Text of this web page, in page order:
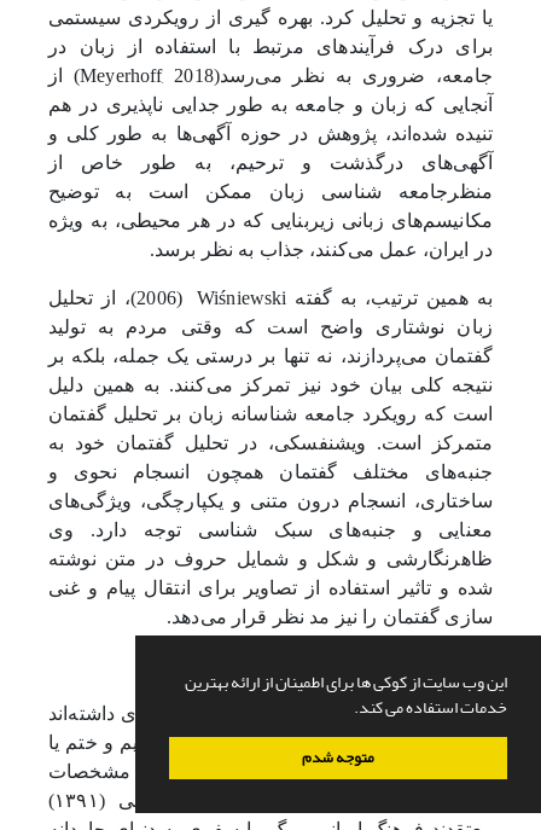
این وب سایت از کوکی ها برای اطمینان از ارائه بهترین
خدمات استفاده می کند.
متوجه شدم
یا تجزیه و تحلیل کرد. بهره گیری از رویکردی سیستمی
برای درک فرآیندهای مرتبط با استفاده از زبان در
جامعه، ضروری به نظر می‌رسد(Meyerhoff, 2018) از
آنجایی که زبان و جامعه به طور جدایی ناپذیری در هم
تنیده شده‌اند، پژوهش در حوزه آگهی‌ها به طور کلی و
آگهی‌های درگذشت و ترحیم، به طور خاص از
منظرجامعه شناسی زبان ممکن است به توضیح
مکانیسم‌های زبانی زیربنایی که در هر محیطی، به ویژه
در ایران، عمل می‌کنند، جذاب به نظر برسد.
به همین ترتیب، به گفته Wiśniewski
(
2006)، از تحلیل
زبان نوشتاری واضح است که وقتی مردم به تولید
گفتمان می‌پردازند، نه تنها بر درستی یک جمله، بلکه بر
نتیجه کلی بیان خود نیز تمرکز می‌کنند. به همین دلیل
است که رویکرد جامعه شناسانه زبان بر تحلیل گفتمان
متمرکز است. ویشنفسکی، در تحلیل گفتمان خود به
جنبه‌های مختلف گفتمان همچون انسجام نحوی و
ساختاری، انسجام درون متنی و یکپارچگی، ویژگی‌های
معنایی و جنبه‌های سبک شناسی توجه دارد. وی
ظاهرنگارشی و شکل و شمایل حروف در متن نوشته
شده و تاثیر استفاده از تصاویر برای انتقال پیام و غنی
سازی گفتمان را نیز مد نظر قرار می‌دهد.
ایرانیان از دیرباز به متوفیان خود توجه ویژه ای داشته‌اند
و تشییع جنازه و برگزاری مراسم یادبود، ترحیم و ختم یا
پرسه در نقاط مختلف کشور از تنوع و مشخصات
فراوانی برخوردار است. عدالتی و ابرکوهی (۱۳۹۱)